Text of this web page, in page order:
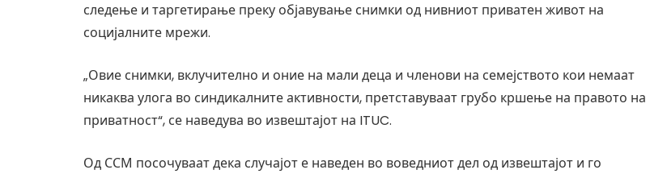
следење и таргетирање преку објавување снимки од нивниот приватен живот на
социјалните мрежи.
„Овие снимки, вклучително и оние на мали деца и членови на семејството кои немаат
никаква улога во синдикалните активности, претставуваат грубо кршење на правото на
приватност“, се наведува во извештајот на ITUC.
Од ССМ посочуваат дека случајот е наведен во воведниот дел од извештајот и го